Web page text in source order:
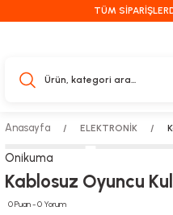
TÜM
Anasayfa ELEKTRONİK
Onikuma
Kablosuz Oyuncu
0 Puan - 0 Yorum